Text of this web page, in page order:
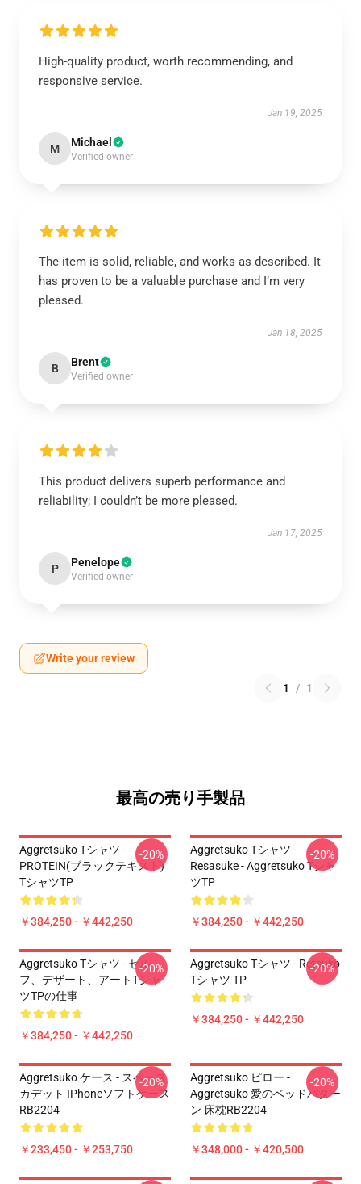
High-quality product, worth recommending, and
responsive service.
Jan 19, 2025
M Michael
Verified owner
The item is solid, reliable, and works as described. It
has proven to be a valuable purchase and I’m very
pleased.
Jan 18, 2025
B Brent
Verified owner
This product delivers superb performance and
reliability; I couldn’t be more pleased.
Jan 17, 2025
P Penelope
Verified owner
Write your review
1 / 1
最高の売り手製品
Aggretsuko Tシャツ -
PROTEIN(ブラックテキスト)
TシャツTP
￥384,250 - ￥442,250
-20%
Aggretsuko Tシャツ -
Resasuke - Aggretsuko Tシャ
ツTP
￥384,250 - ￥442,250
-20%
Aggretsuko Tシャツ - セル
フ、デザート、アートTシャ
ツTPの仕事
￥384,250 - ￥442,250
-20%
Aggretsuko Tシャツ - Retsuko
Tシャツ TP
￥384,250 - ￥442,250
-20%
Aggretsuko ケース - スペース
カデット IPhoneソフトケース
RB2204
￥233,450 - ￥253,750
-20%
Aggretsuko ピロー -
Aggretsuko 愛のベッドパター
ン 床枕RB2204
￥348,000 - ￥420,500
-20%